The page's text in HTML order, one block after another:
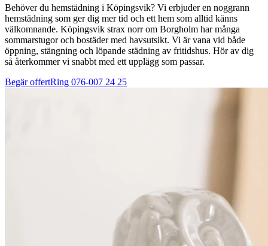
Behöver du hemstädning i Köpingsvik? Vi erbjuder en noggrann
hemstädning som ger dig mer tid och ett hem som alltid känns
välkomnande. Köpingsvik strax norr om Borgholm har många
sommarstugor och bostäder med havsutsikt. Vi är vana vid både
öppning, stängning och löpande städning av fritidshus. Hör av dig
så återkommer vi snabbt med ett upplägg som passar.
Begär offertRing 076-007 24 25